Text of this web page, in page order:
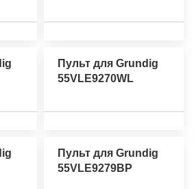
Пульт для Grundig
55VLE9270WL
Пульт для Grundig
55VLE9279BP